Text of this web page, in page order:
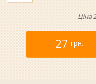
Ціна
27 грн.